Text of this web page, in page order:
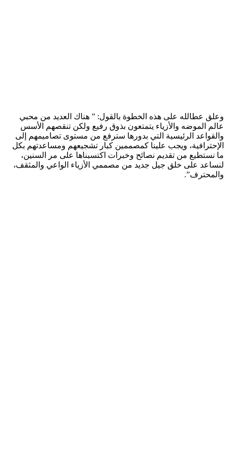
وعلق عطالله على هذه الخطوة بالقول: ” هناك العديد من محبي
عالم الموضه والأزياء يتمتعون بذوق رفيع ولكن تنقصهم الأسس
والقواعد الرئيسية التي بدورها سترفع من مستوى تصاميمهم إلى
الإحترافية، ويجب علينا كمصممين كبار تشجيعهم ومساعدتهم بكل
ما نستطيع من تقديم نصائح وخبرات اكتسبناها على مر السنين،
لنساعد على خلق جيل جديد من مصممي الأزياء الواعي والمثقف،
والمحترف”.